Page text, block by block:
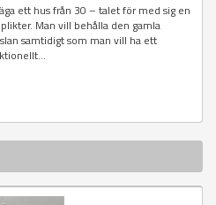
ett hus från 30 – talet för med sig en
Man vill behålla den gamla
samtidigt som man vill ha ett